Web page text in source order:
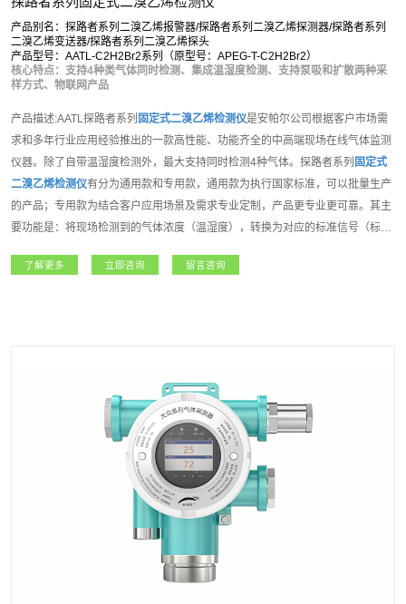
产品别名：探路者系列二溴乙烯报警器/探路者系列二溴乙烯探测器/探路者系列
二溴乙烯变送器/探路者系列二溴乙烯探头
产品型号：AATL-C2H2Br2系列（原型号：APEG-T-C2H2Br2）
核心特点：支持4种类气体同时检测、集成温湿度检测、支持泵吸和扩散两种采
样方式、物联网产品
产品描述:AATL探路者系列 固定式二溴乙烯检测仪是安帕尔公司根据客户市场需
求和多年行业应用经验推出的一款高性能、功能齐全的中高端现场在线气体监测
仪器。除了自带温湿度检测外，最大支持同时检测4种气体。探路者系列 固定式
二溴乙烯检测仪有分为通用款和专用款，通用款为执行国家标准，可以批量生产
的产品；专用款为结合客户应用场景及需求专业定制，产品更专业更可靠。其主
要功能是：将现场检测到的气体浓度（温湿度），转换为对应的标准信号（标准
机等上位机进行统一显示管理和控制，从而组成功能强大的智能化气体检测报警
程、医疗卫生、冶金等各行业领域。
了解更多 立即咨询 留言咨询